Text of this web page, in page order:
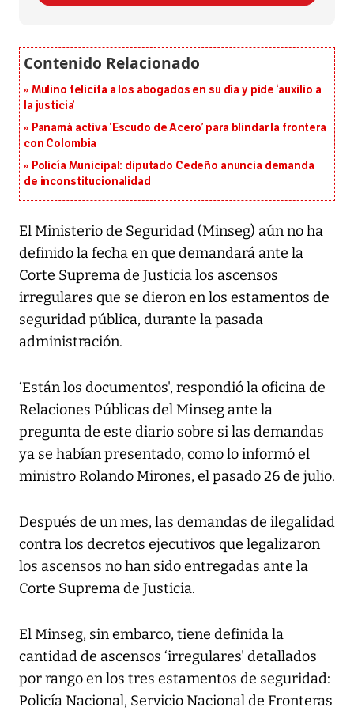
Mulino felicita a los abogados en su día y pide ‘auxilio a
la justicia’
Panamá activa ‘Escudo de Acero’ para blindar la frontera
con Colombia
Policía Municipal: diputado Cedeño anuncia demanda
de inconstitucionalidad
El Ministerio de Seguridad (Minseg) aún no ha
definido la fecha en que demandará ante la
Corte Suprema de Justicia los ascensos
irregulares que se dieron en los estamentos de
seguridad pública, durante la pasada
administración.
‘Están los documentos', respondió la oficina de
Relaciones Públicas del Minseg ante la
pregunta de este diario sobre si las demandas
ya se habían presentado, como lo informó el
ministro Rolando Mirones, el pasado 26 de julio.
Después de un mes, las demandas de ilegalidad
contra los decretos ejecutivos que legalizaron
los ascensos no han sido entregadas ante la
Corte Suprema de Justicia.
El Minseg, sin embarco, tiene definida la
cantidad de ascensos ‘irregulares' detallados
por rango en los tres estamentos de seguridad:
Policía Nacional, Servicio Nacional de Fronteras